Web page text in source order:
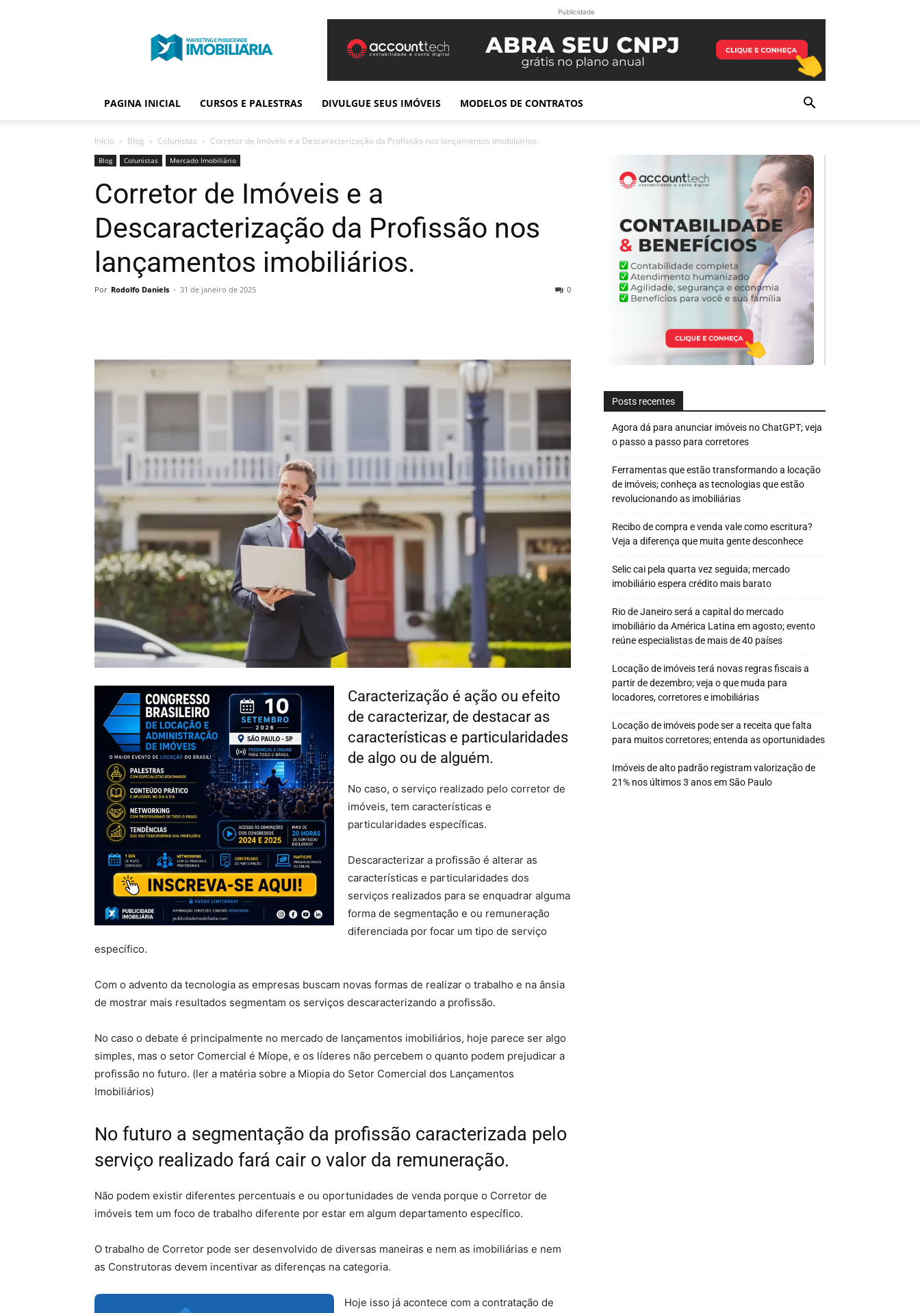
Publicidade
Imobiliária
Publicidade
PAGINA INICIAL CURSOS E PALESTRAS DIVULGUE SEUS IMÓVEIS MODELOS DE CONTRATOS
Início Blog Colunistas Corretor de Imóveis e a Descaracterização da Profissão nos lançamentos imobiliários.
Blog Colunistas Mercado Imobiliário
Corretor de Imóveis e a
Descaracterização da Profissão nos
lançamentos imobiliários.
Por Rodolfo Daniels - 31 de janeiro de 2025 0
Caracterização é ação ou efeito
de caracterizar, de destacar as
características e particularidades
de algo ou de alguém.
No caso, o serviço realizado pelo corretor de
imóveis, tem características e
particularidades específicas.
Descaracterizar a profissão é alterar as
características e particularidades dos
serviços realizados para se enquadrar alguma
forma de segmentação e ou remuneração
diferenciada por focar um tipo de serviço
específico.
Com o advento da tecnologia as empresas buscam novas formas de realizar o trabalho e na ânsia
de mostrar mais resultados segmentam os serviços descaracterizando a profissão.
No caso o debate é principalmente no mercado de lançamentos imobiliários, hoje parece ser algo
simples, mas o setor Comercial é Míope, e os líderes não percebem o quanto podem prejudicar a
profissão no futuro. (ler a matéria sobre a Miopia do Setor Comercial dos Lançamentos
Imobiliários)
No futuro a segmentação da profissão caracterizada pelo
serviço realizado fará cair o valor da remuneração.
Não podem existir diferentes percentuais e ou oportunidades de venda porque o Corretor de
imóveis tem um foco de trabalho diferente por estar em algum departamento específico.
O trabalho de Corretor pode ser desenvolvido de diversas maneiras e nem as imobiliárias e nem
as Construtoras devem incentivar as diferenças na categoria.
Hoje isso já acontece com a contratação de
Posts recentes
Agora dá para anunciar imóveis no ChatGPT; veja
o passo a passo para corretores
Ferramentas que estão transformando a locação
de imóveis; conheça as tecnologias que estão
revolucionando as imobiliárias
Recibo de compra e venda vale como escritura?
Veja a diferença que muita gente desconhece
Selic cai pela quarta vez seguida; mercado
imobiliário espera crédito mais barato
Rio de Janeiro será a capital do mercado
imobiliário da América Latina em agosto; evento
reúne especialistas de mais de 40 países
Locação de imóveis terá novas regras fiscais a
partir de dezembro; veja o que muda para
locadores, corretores e imobiliárias
Locação de imóveis pode ser a receita que falta
para muitos corretores; entenda as oportunidades
Imóveis de alto padrão registram valorização de
21% nos últimos 3 anos em São Paulo